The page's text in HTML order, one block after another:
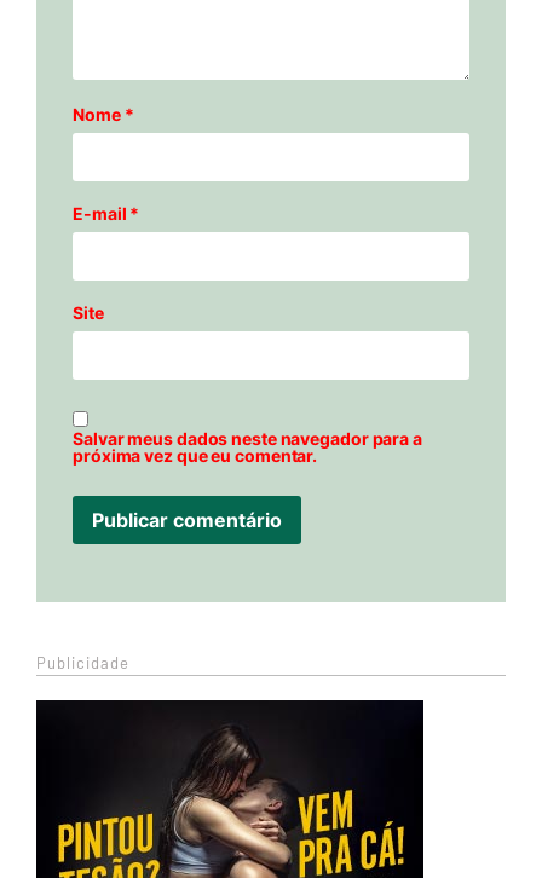
Nome *
E-mail *
Site
Salvar meus dados neste navegador para a
próxima vez que eu comentar.
Publicidade